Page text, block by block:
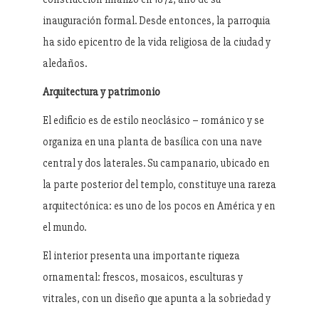
inauguración formal. Desde entonces, la parroquia
ha sido epicentro de la vida religiosa de la ciudad y
aledaños.
Arquitectura y patrimonio
El edificio es de estilo neoclásico – románico y se
organiza en una planta de basílica con una nave
central y dos laterales. Su campanario, ubicado en
la parte posterior del templo, constituye una rareza
arquitectónica: es uno de los pocos en América y en
el mundo.
El interior presenta una importante riqueza
ornamental: frescos, mosaicos, esculturas y
vitrales, con un diseño que apunta a la sobriedad y